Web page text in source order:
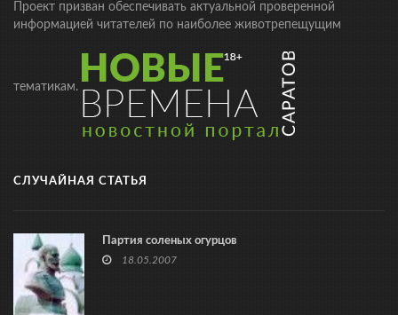
Проект призван обеспечивать актуальной проверенной
информацией читателей по наиболее животрепещущим
тематикам.
СЛУЧАЙНАЯ СТАТЬЯ
Партия соленых огурцов
18.05.2007